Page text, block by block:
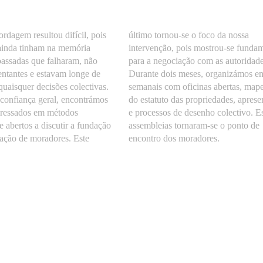
resultou difícil, pois
tinham na memória
que falharam, não
e estavam longe de
decisões colectivas.
geral, encontrámos
em métodos
abertos a discutir a fundação
de moradores. Este
se o foco da nossa
mostrou-se fundamental
com as autoridades.
organizámos encontros
abertas, mapeamento
propriedades, apresentações
colectivo. Estas
tornaram-se o ponto de
encontro dos moradores.